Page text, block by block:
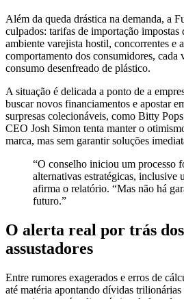
Além da queda drástica na demanda, a
culpados: tarifas de importação
ambiente varejista hostil, concorrentes e
comportamento dos consumidores, cada
consumo desenfreado de plástico.
A situação é delicada a ponto de a
buscar novos financiamentos e apostar
surpresas colecionáveis, como Bitty
CEO Josh Simon tenta manter o
marca, mas sem garantir soluções
“O conselho iniciou um processo
alternativas estratégicas, inclusive
afirma o relatório. “Mas não há
futuro.”
O alerta real por trás
assustadores
Entre rumores exagerados e erros de
até matéria apontando dívidas trilionárias